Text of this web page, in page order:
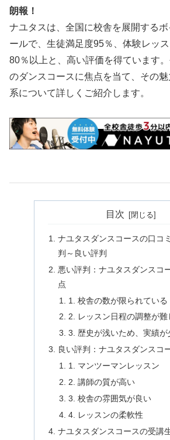
朗報！
ナユタスは、全国に校舎を展開する
ールで、生徒満足度95％、体験レッ
80％以上と、高い評価を得ています
のダンスコースに焦点を当て、その
系について詳しくご紹介します。
目次
ナユタスダンスコースの口コ
判～良い評判
悪い評判：ナユタスダンスコ
点
1. 校舎の数が限られている
2. レッスン日程の調整が難
3. 歴史が浅いため、実績が
良い評判：ナユタスダンスコ
1. マンツーマンレッスン
2. 講師の質が高い
3. 校舎の雰囲気が良い
4. レッスンの柔軟性
ナユタスダンスコースの受講